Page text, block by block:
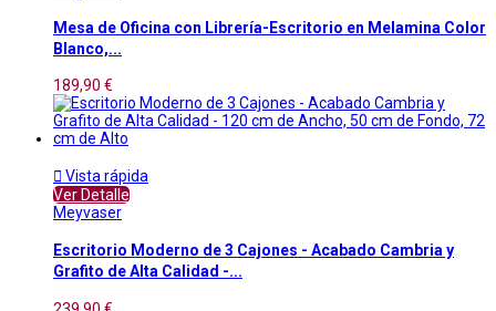
Mesa de Oficina con Librería-Escritorio en Melamina Color
Blanco,...
189,90 €
 Vista rápida
Ver Detalle
Meyvaser
Escritorio Moderno de 3 Cajones - Acabado Cambria y
Grafito de Alta Calidad -...